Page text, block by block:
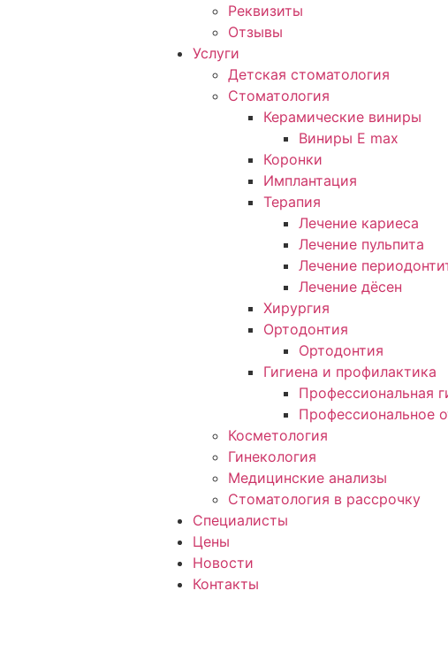
Реквизиты
Отзывы
Услуги
Детская стоматология
Стоматология
Керамические виниры
Виниры E max
Коронки
Имплантация
Терапия
Лечение кариеса
Лечение пульпита
Лечение
Лечение дёсен
Хирургия
Ортодонтия
Ортодонтия
Гигиена и профилактика
Профессиональная
Профессиональное
Косметология
Гинекология
Медицинские анализы
Стоматология в рассрочку
Специалисты
Цены
Новости
Контакты